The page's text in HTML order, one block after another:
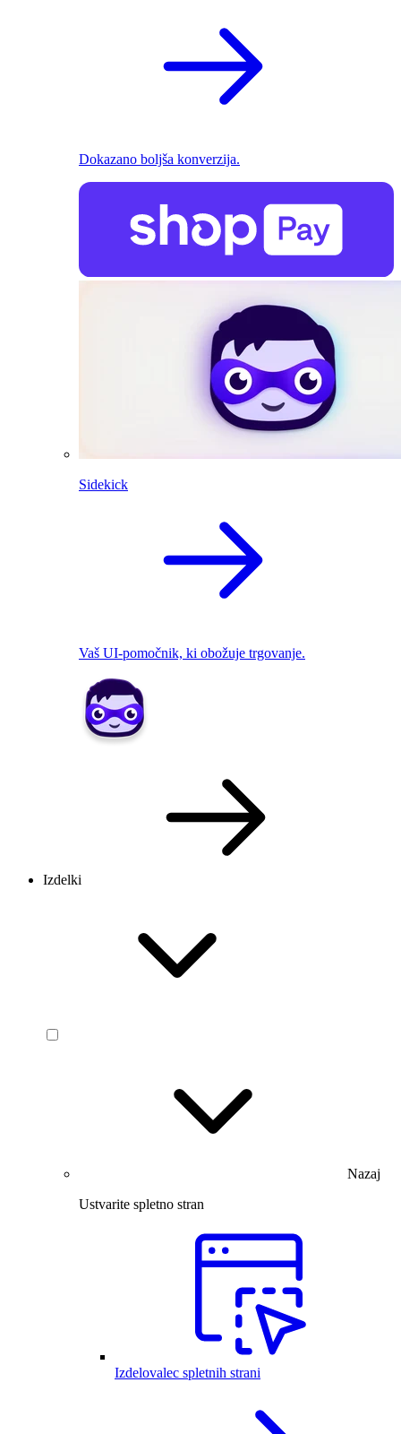
Dokazano boljša konverzija.
Sidekick
Vaš UI-pomočnik, ki obožuje trgovanje.
Izdelki
Nazaj
Ustvarite spletno stran
Izdelovalec spletnih strani